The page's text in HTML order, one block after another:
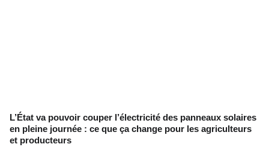
L’État va pouvoir couper l’électricité des panneaux solaires
en pleine journée : ce que ça change pour les agriculteurs
et producteurs